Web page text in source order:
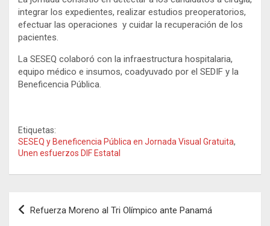
integrar los expedientes, realizar estudios preoperatorios,
efectuar las operaciones y cuidar la recuperación de los
pacientes.
La SESEQ colaboró con la infraestructura hospitalaria,
equipo médico e insumos, coadyuvado por el SEDIF y la
Beneficencia Pública.
Etiquetas:
SESEQ y Beneficencia Pública en Jornada Visual Gratuita,
Unen esfuerzos DIF Estatal
Navegación
Refuerza Moreno al Tri Olímpico ante Panamá